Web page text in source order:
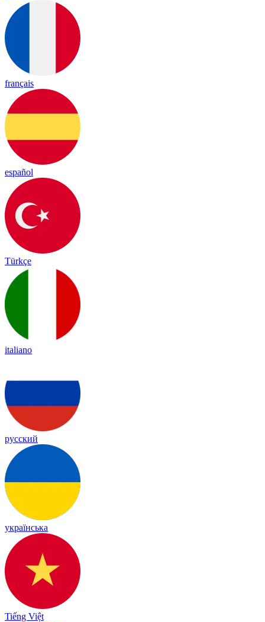
français
español
Türkçe
italiano
русский
українська
Tiếng Việt